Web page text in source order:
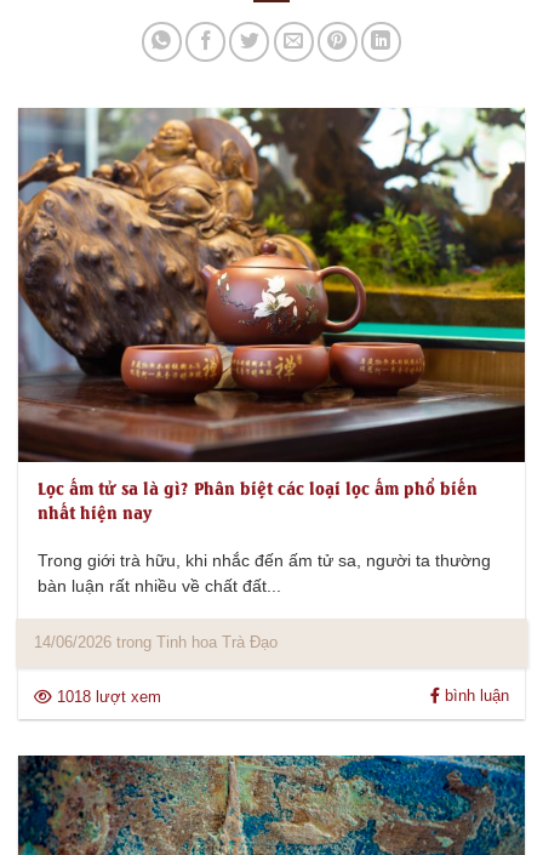
Lọc ấm tử sa là gì? Phân biệt các loại lọc ấm phổ biến
nhất hiện nay
Trong giới trà hữu, khi nhắc đến ấm tử sa, người ta thường
bàn luận rất nhiều về chất đất...
14/06/2026 trong Tinh hoa Trà Đạo
1018 lượt xem bình luận